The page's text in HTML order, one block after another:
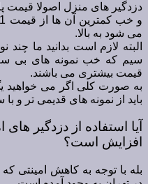
دزدگیر های منزل اصولا قیمت
می شود به بالا.
البته لازم است بدانید ما
سیم که خب نمونه های بی
قیمت بیشتری می باشند.
به صورت کلی اگر می خواهید
باید از نمونه های قدیمی تر و
آیا استفاده از دزدگیر
افزایش است؟
بله با توجه به کاهش امینتی